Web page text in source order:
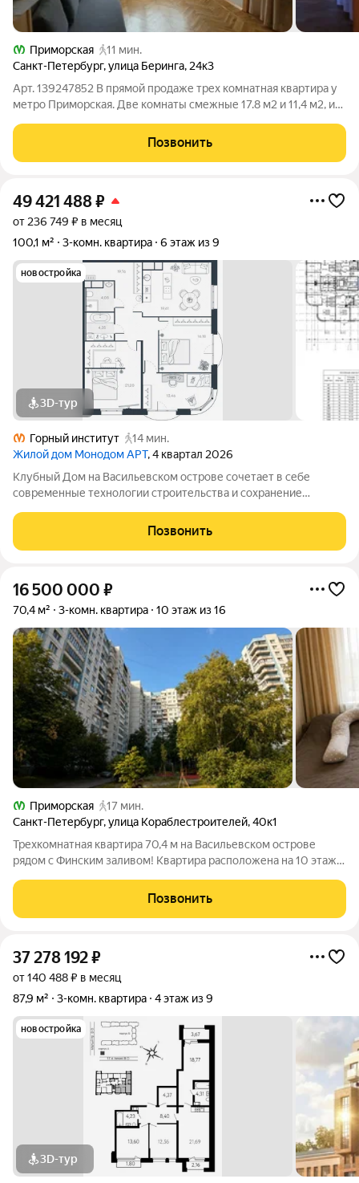
Приморская
11 мин.
Санкт-Петербург,улица Беринга, 24к3
Арт. 139247852 В прямой продаже трех комнатная квартира у
метро Приморская. Две комнаты смежные 17.8 м2 и 11,4 м2, и
выходят в зеленый двор. Квартира чистая, частично выполнен
ремонт, поменяны
Позвонить
49 421 488₽
от 236 749 ₽ в месяц
100,1 м²
3-комн. квартира 6 этаж из 9
новостройка
3D-тур
Горный институт
14 мин.
Жилой дом Монодом АРТ, 4 квартал 2026
Клубный Дом на Васильевском острове сочетает в себе
современные технологии строительства и сохранение
современной жизни, не теряя при этом атмосферы старого
города. Просторные квартиры с
Позвонить
16 500 000 ₽
70,4 м² 3-комн. квартира 10 этаж из 16
Приморская
17 мин.
Санкт-Петербург,улица Кораблестроителей,40к1
Трехкомнатная квартира 70,4 м на Васильевском острове
рядом с Финским заливом! Квартира расположена на 10 этаже
корп. 1. О квартире: Общая площадь 70,4 м . три
изолированные спальни 11,6 м,
Позвонить
37 278 192₽
от 140 488 ₽ в месяц
87,9 м²
3-комн. квартира 4 этаж из 9
новостройка
3D-тур